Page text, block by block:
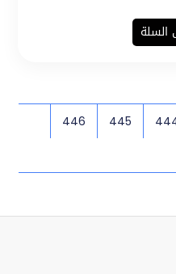
السلة
445
446